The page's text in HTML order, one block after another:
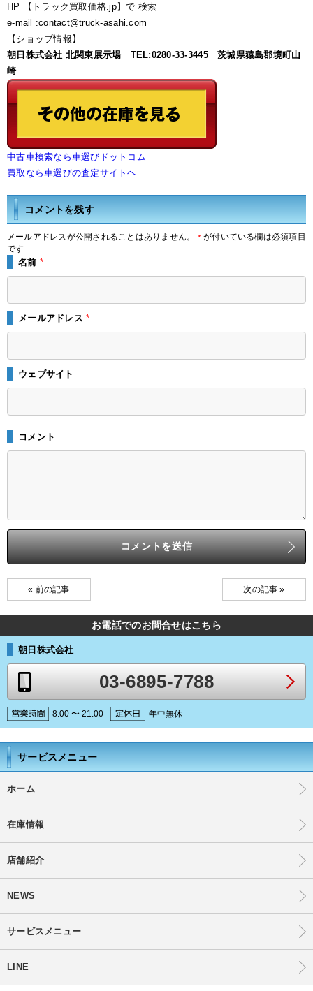
HP 【トラック買取価格.jp】で 検索
e-mail :contact@truck-asahi.com
【ショップ情報】
朝日株式会社 北関東展示場 TEL:0280-33-3445 茨城県猿島郡境町山
崎
中古車検索なら車選びドットコム
買取なら車選びの査定サイトヘ
コメントを残す
メールアドレスが公開されることはありません。 *が付いている欄は必須項目
です
名前 *
メールアドレス*
ウェブサイト
コメント
« 前の記事 次の記事 »
お電話でのお問合せはこちら
朝日株式会社
03-6895-7788
8:00 〜 21:00 年中無休
サービスメニュー
ホーム
在庫情報
店舗紹介
NEWS
サービスメニュー
LINE